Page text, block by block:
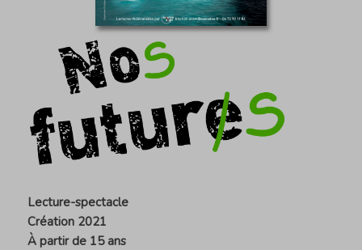
Lecture-spectacle
Création 2021
À partir de 15 ans